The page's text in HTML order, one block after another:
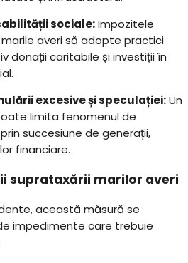
sociale:Impozitele
averi să adopte practici
donații caritabile și investiții în
excesive și speculației:Un
limita fenomenul de
succesiune de generații,
financiare.
suprataxării marilor averi
această măsură se
impedimente care trebuie